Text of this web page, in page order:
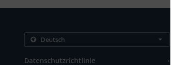
Datenschutzrichtlinie .